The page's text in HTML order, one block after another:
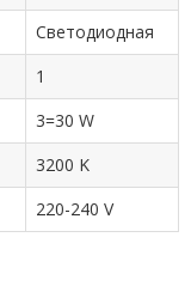
Светодиодная
1
3=30 W
3200 K
220-240 V